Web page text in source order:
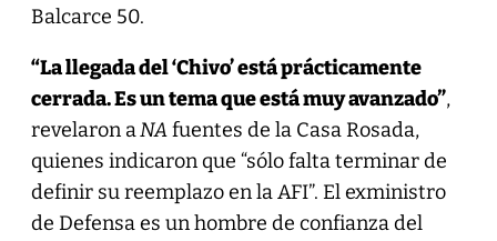
Balcarce 50.
“La llegada del ‘Chivo’ está prácticamente
cerrada. Es un tema que está muy avanzado”,
revelaron aNAfuentes de la Casa Rosada,
quienes indicaron que “sólo falta terminar de
definir su reemplazo en la AFI”. El exministro
de Defensa es un hombre de confianza del